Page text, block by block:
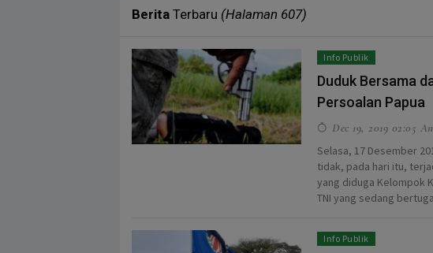
Berita Terbaru (Halaman 607)
Info Publik
Duduk Bersama
Persoalan Papua
Dec 19, 2019 02:05
Selasa, 17 Desember
tidak, pada hari itu,
yang diduga Kelompok
TNI yang sedang
Info Publik